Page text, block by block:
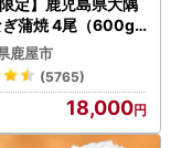
限定】鹿児島県大隅
ぎ蒲焼 4尾（600g
004-04-cp18
魚 惣菜 総菜
鹿屋市
(5765)
18,000